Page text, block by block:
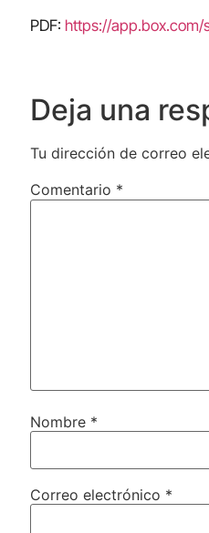
PDF: https://app.box.com/
Deja una
Tu dirección de correo
Comentario *
Nombre *
Correo electrónico *